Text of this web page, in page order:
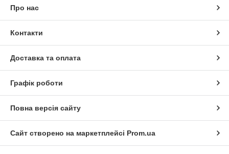
Про нас
Контакти
Доставка та оплата
Графік роботи
Повна версія сайту
Сайт створено на маркетплейсі Prom.ua